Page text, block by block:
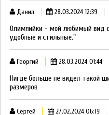
Данил 28.03.2024 12:39
Олимпийки - мой любимый вид
удобные и стильные."
Георгий 28.03.2024 01:44
Нигде больше не видел такой
размеров
Сергей 27.02.2024 06:19